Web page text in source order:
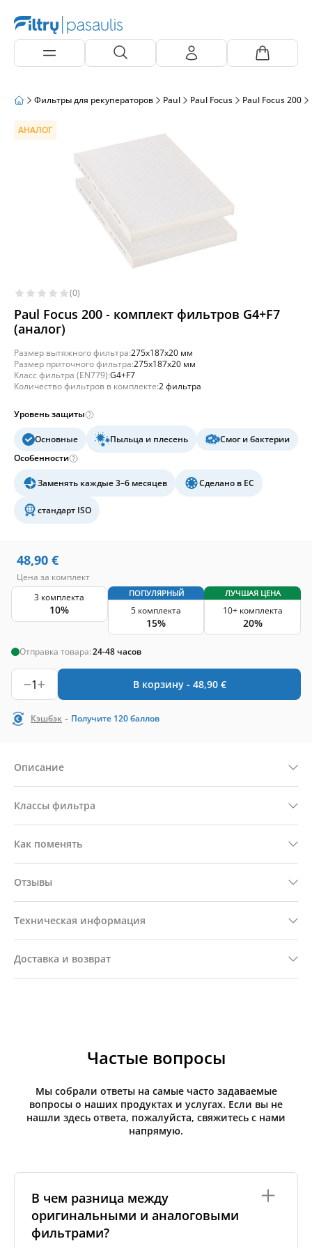
Фильтры для рекуператоров Paul Paul Focus Paul Focus 200
АНАЛОГ
(0)
Paul Focus 200 - комплект фильтров G4+F7
(аналог)
Размер вытяжного фильтра:275x187x20 мм
Размер приточного фильтра:275x187x20 мм
Класс фильтра (EN779):G4+F7
Количество фильтров в комплекте:2 фильтра
Уровень защиты
Основные Пыльца и плесень
Смог и бактерии
Особенности
Заменять каждые 3–6 месяцев Сделано в ЕС
стандарт ISO
48,90 €
Цена за комплект
3 комплекта
10%
ПОПУЛЯРНЫЙ
5 комплекта
15%
ЛУЧШАЯ ЦЕНА
10+ комплекта
20%
Отправка товара:24-48 часов
1 В корзину - 48,90 €
Кэшбэк - Получите 120баллов
Описание
Классы фильтра
Как поменять
Отзывы
Техническая информация
Доставка и возврат
Частые вопросы
Мы собрали ответы на самые часто задаваемые
вопросы о наших продуктах и услугах. Если вы не
нашли здесь ответа, пожалуйста, свяжитесь с нами
напрямую.
В чем разница между
оригинальными и аналоговыми
фильтрами?